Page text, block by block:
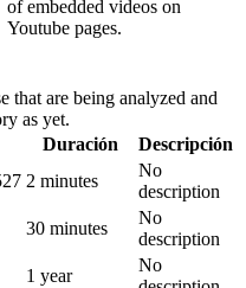
of embedded videos on
Youtube pages.
that are being analyzed and
as yet.
Duración
Descripción
2 minutes
No
description
30 minutes
No
description
1 year
No